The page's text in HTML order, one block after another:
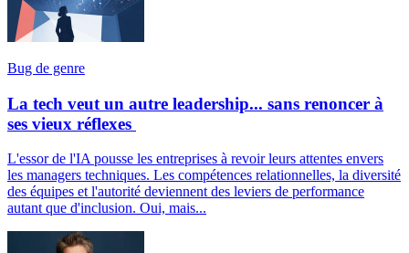
Bug de genre
La tech veut un autre leadership... sans renoncer à
ses vieux réflexes
L'essor de l'IA pousse les entreprises à revoir leurs attentes envers
les managers techniques. Les compétences relationnelles, la diversité
des équipes et l'autorité deviennent des leviers de performance
autant que d'inclusion. Oui, mais...